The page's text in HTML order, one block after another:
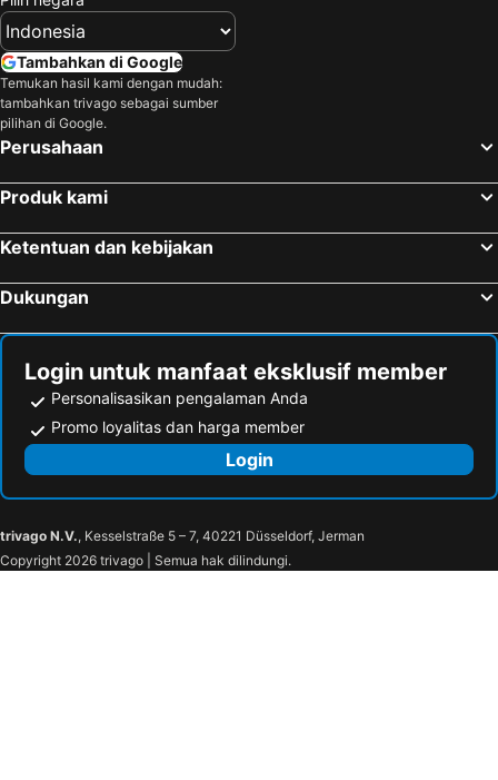
Hotel Santa Caterina
Palazzo Talamo
Tambahkan di Google
Temukan hasil kami dengan mudah:
tambahkan trivago sebagai sumber
pilihan di Google.
Perusahaan
Produk kami
Ketentuan dan kebijakan
Dukungan
Login untuk manfaat eksklusif member
Personalisasikan pengalaman Anda
Promo loyalitas dan harga member
Login
trivago N.V., Kesselstraße 5 – 7, 40221 Düsseldorf, Jerman
Copyright 2026 trivago | Semua hak dilindungi.